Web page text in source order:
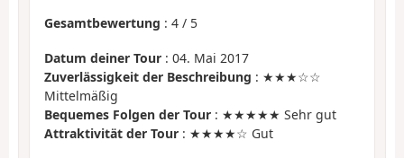
Gesamtbewertung : 4 / 5
Datum deiner Tour : 04. Mai 2017
Zuverlässigkeit der Beschreibung : ★★★☆☆
Mittelmäßig
Bequemes Folgen der Tour : ★★★★★ Sehr gut
Attraktivität der Tour : ★★★★☆ Gut